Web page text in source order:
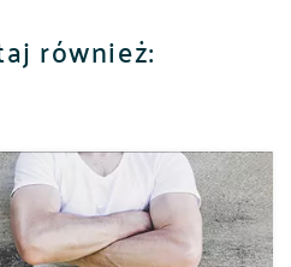
również: